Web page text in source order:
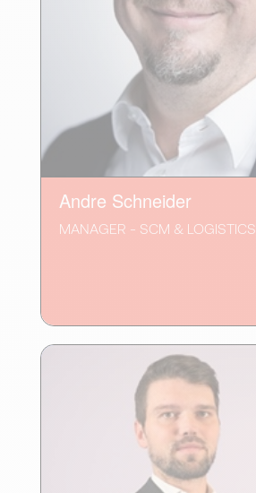
Andre Schneider
MANAGER - SCM & LOGISTICS